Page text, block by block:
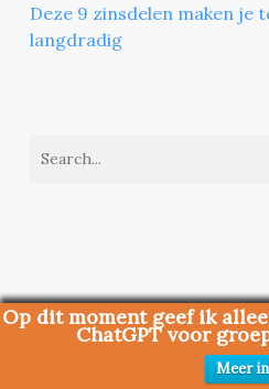
Deze 9 zinsdelen maken je
langdradig
Op dit moment geef ik
ChatGPT voor
Meer